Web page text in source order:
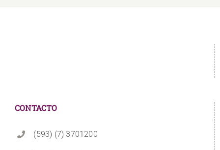
CONTACTO
(593) (7) 3701200